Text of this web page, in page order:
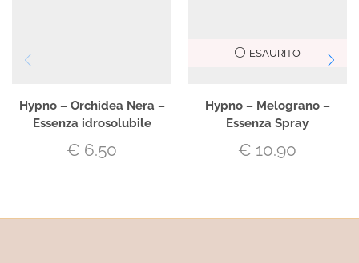
Hypno – Orchidea Nera –
Essenza idrosolubile
€ 6.50
ESAURITO
Hypno – Melograno –
Essenza Spray
€ 10.90